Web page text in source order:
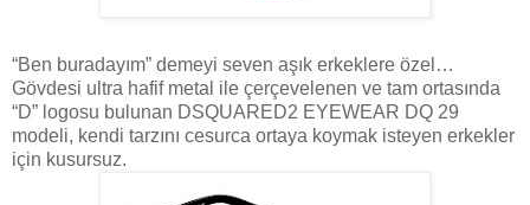
“Ben buradayım” demeyi seven aşık erkeklere özel…
Gövdesi ultra hafif metal ile çerçevelenen ve tam ortasında
“D” logosu bulunan DSQUARED2 EYEWEAR DQ 29
modeli, kendi tarzını cesurca ortaya koymak isteyen erkekler
için kusursuz.